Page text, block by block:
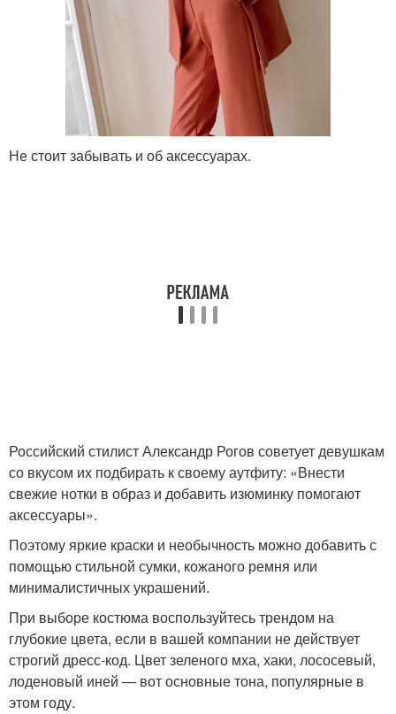
Не стоит забывать и об аксессуарах.
Российский стилист Александр Рогов советует девушкам
со вкусом их подбирать к своему аутфиту: «Внести
свежие нотки в образ и добавить изюминку помогают
аксессуары».
Поэтому яркие краски и необычность можно добавить с
помощью стильной сумки, кожаного ремня или
минималистичных украшений.
При выборе костюма воспользуйтесь трендом на
глубокие цвета, если в вашей компании не действует
строгий дресс-код. Цвет зеленого мха, хаки, лососевый,
лоденовый иней — вот основные тона, популярные в
этом году.